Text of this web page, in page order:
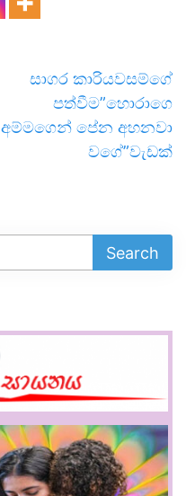
සාගර කාරියවසම්ගේ
පත්වීම”හොරාගෙ
අම්මගෙන් පේන අහනවා
වගේ”වැඩක්